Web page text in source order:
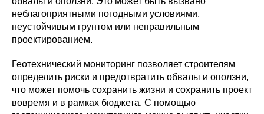
неблагоприятными погодными условиями,
неустойчивым грунтом или неправильным
проектированием.
Геотехнический мониторинг позволяет строителям
определить риски и предотвратить обвалы и оползни,
что может помочь сохранить жизни и сохранить проект
вовремя и в рамках бюджета. С помощью